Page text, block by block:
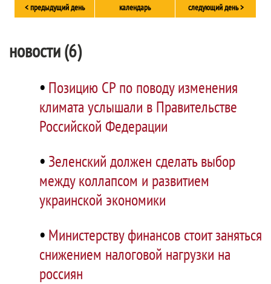
< предыдущий день календарь следующий день >
новости (6)
• Позицию СР по поводу изменения
климата услышали в Правительстве
Российской Федерации
• Зеленский должен сделать выбор
между коллапсом и развитием
украинской экономики
• Министерству финансов стоит заняться
снижением налоговой нагрузки на
россиян